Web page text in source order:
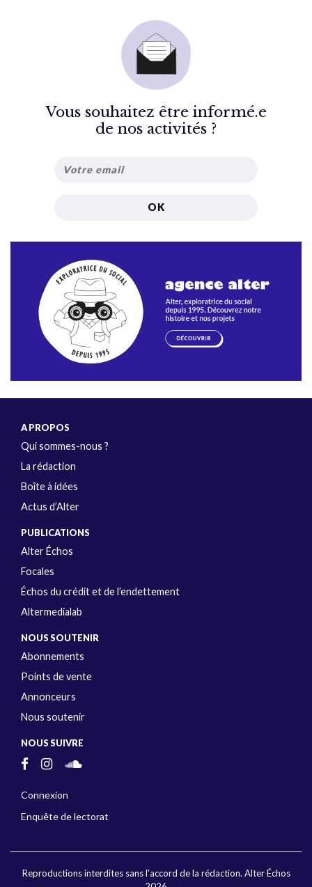
Vous souhaitez être informé.e
de nos activités ?
A PROPOS
Qui sommes-nous ?
La rédaction
Boîte à idées
Actus d’Alter
PUBLICATIONS
Alter Échos
Focales
Échos du crédit et de l’endettement
Altermedialab
NOUS SOUTENIR
Abonnements
Points de vente
Annonceurs
Nous soutenir
NOUS SUIVRE
Connexion
Enquête de lectorat
Reproductions interdites sans l'accord de la rédaction. Alter Échos